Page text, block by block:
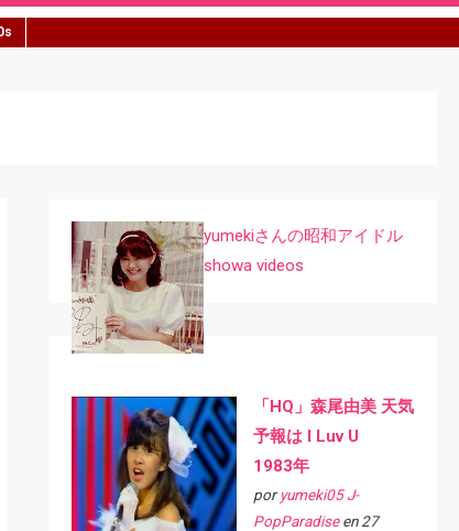
yumekiさんの昭和アイドル
showa videos
「HQ」森尾由美 天気
予報は I Luv U
1983年
por yumeki05 J-
PopParadiseen 27